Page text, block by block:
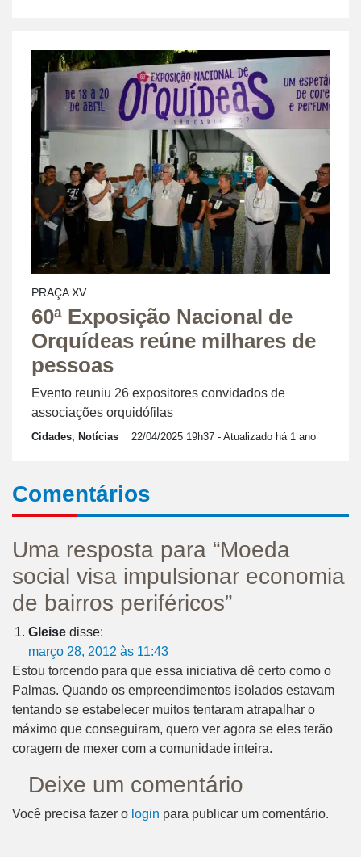
PRAÇA XV
60ª Exposição Nacional de
Orquídeas reúne milhares de
pessoas
Evento reuniu 26 expositores convidados de
associações orquidófilas
Cidades, Notícias 22/04/2025 19h37 - Atualizado há 1 ano
Comentários
Uma resposta para “Moeda
social visa impulsionar economia
de bairros periféricos”
Gleise disse:
março 28, 2012 às 11:43
Estou torcendo para que essa iniciativa dê certo como o
Palmas. Quando os empreendimentos isolados estavam
tentando se estabelecer muitos tentaram atrapalhar o
máximo que conseguiram, quero ver agora se eles terão
coragem de mexer com a comunidade inteira.
Deixe um comentário
Você precisa fazer o login para publicar um comentário.